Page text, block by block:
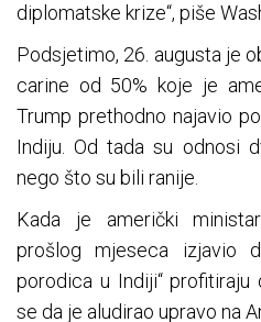
diplomatske krize“, piše
Podsjetimo, 26. augusta je
carine od 50% koje je
Trump prethodno najavio
Indiju. Od tada su odnosi
nego što su bili ranije.
Kada je američki
prošlog mjeseca izjavio
porodica u Indiji“ profitiraju
se da je aludirao upravo na